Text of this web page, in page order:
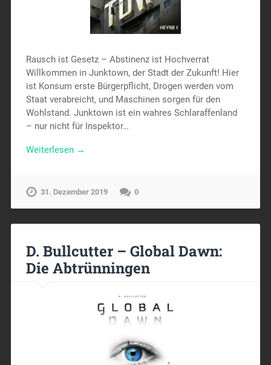
Rausch ist Gesetz – Abstinenz ist Hochverrat
Willkommen in Junktown, der Stadt der Zukunft! Hier
ist Konsum erste Bürgerpflicht, Drogen werden vom
Staat verabreicht, und Maschinen sorgen für den
Wohlstand. Junktown ist ein wahres Schlaraffenland
– nur nicht für Inspektor…
Weiterlesen →
31. Dezember 2019 0
D. Bullcutter – Global Dawn:
Die Abtrünningen